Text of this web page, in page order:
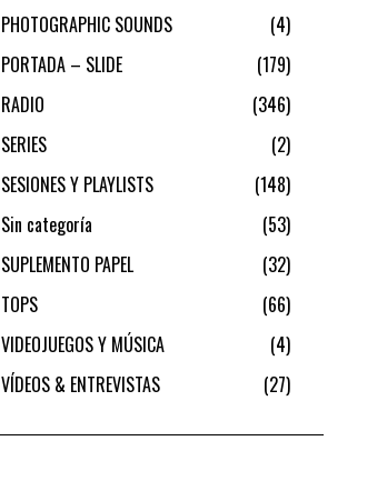
PHOTOGRAPHIC SOUNDS
4
PORTADA – SLIDE
179
RADIO
346
SERIES
2
SESIONES Y PLAYLISTS
148
Sin categoría
53
SUPLEMENTO PAPEL
32
TOPS
66
VIDEOJUEGOS Y MÚSICA
4
VÍDEOS & ENTREVISTAS
27